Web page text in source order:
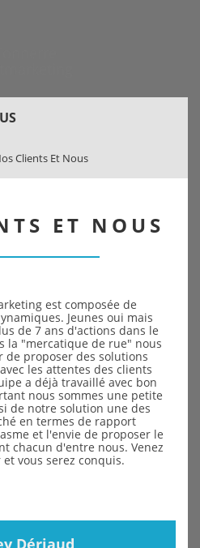
Clients Et Nous
ET NOUS
est composée de
Jeunes oui mais
de 7 ans d'actions dans le
la "mercatique de rue" nous
de proposer des solutions
les attentes des clients
a déjà travaillé avec bon
nous sommes une petite
de notre solution une des
en termes de rapport
et l'envie de proposer le
chacun d'entre nous. Venez
vous serez conquis.
Dériaud